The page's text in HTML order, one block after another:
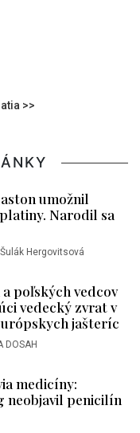
>>
umožnil
Narodil sa
Hergovitsová
poľských vedcov
vedecký zvrat v
jašteríc
DOSAH
medicíny:
neobjavil penicilín